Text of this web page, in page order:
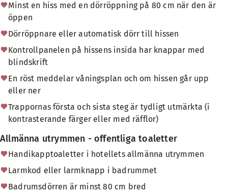
Minst en hiss med en dörröppning på 80 cm när den är
öppen
Dörröppnare eller automatisk dörr till hissen
Kontrollpanelen på hissens insida har knappar med
blindskrift
En röst meddelar våningsplan och om hissen går upp
eller ner
Trappornas första och sista steg är tydligt utmärkta (i
kontrasterande färger eller med räfflor)
Allmänna utrymmen - offentliga toaletter
Handikapptoaletter i hotellets allmänna utrymmen
Larmkod eller larmknapp i badrummet
Badrumsdörren är minst 80 cm bred